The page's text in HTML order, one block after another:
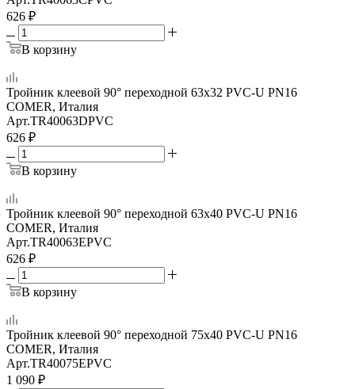
626 ₽
В корзину
Тройник клеевой 90° переходной 63x32 PVC-U PN16
COMER, Италия
Арт.TR40063DPVC
626 ₽
В корзину
Тройник клеевой 90° переходной 63x40 PVC-U PN16
COMER, Италия
Арт.TR40063EPVC
626 ₽
В корзину
Тройник клеевой 90° переходной 75x40 PVC-U PN16
COMER, Италия
Арт.TR40075EPVC
1 090 ₽